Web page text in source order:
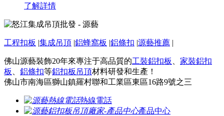
了解詳情
工程扣板 |集成吊頂 |鋁蜂窩板 |鋁條扣 |源藝推薦 |
佛山源藝裝飾20年來專注于高品質的工裝鋁扣板
家裝鋁扣
板
鋁條扣等鋁扣板吊頂材料研發和生產！
佛山市南海區獅山鎮羅村聯和工業區東區16路9號之三
熱線電話
產品中心